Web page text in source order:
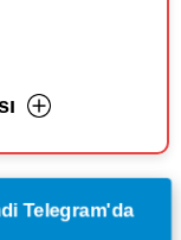
Telegram'da